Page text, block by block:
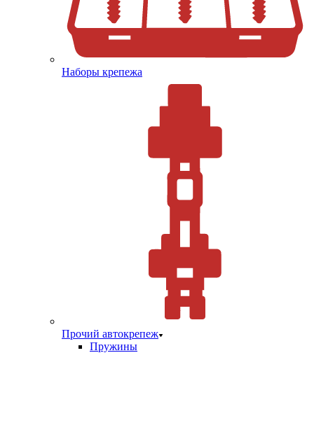
Наборы крепежа
Прочий автокрепеж
Пружины